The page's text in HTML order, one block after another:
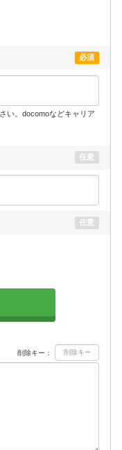
必須
い。docomoなどキャリア
任意
任意
削除キー：